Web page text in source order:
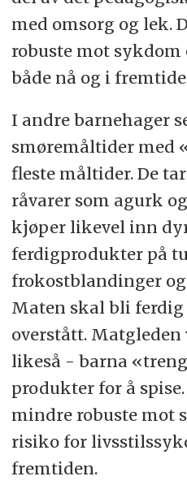
med omsorg og lek.
robuste mot sykdom
både nå og i
I andre barnehager
smøremåltider med
fleste måltider. De
råvarer som agurk
kjøper likevel inn
ferdigprodukter på
frokostblandinger
Maten skal bli
overstått.
likeså - barna
produkter for å
mindre robuste mot
risiko for
fremtiden.